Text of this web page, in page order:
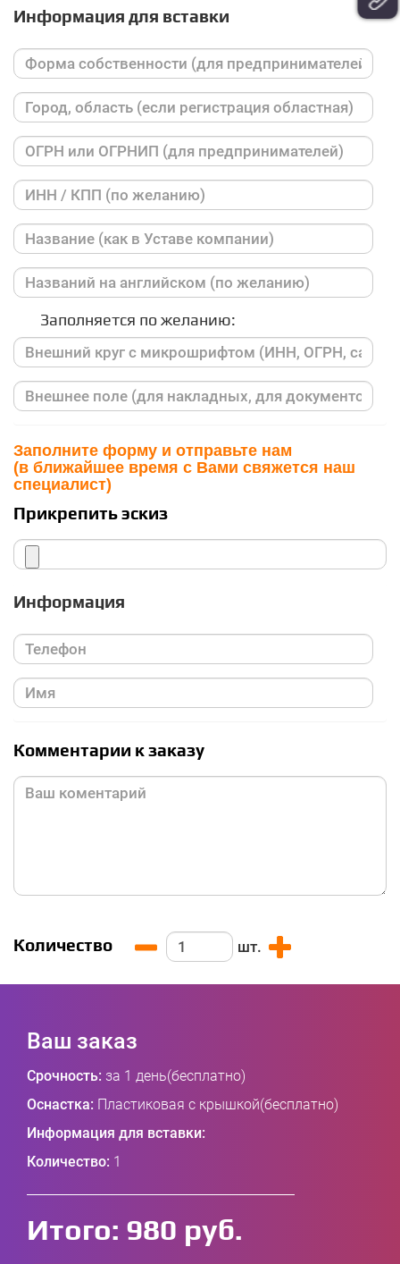
Информация для вставки
Заполняется по желанию:
Заполните форму и отправьте нам
(в ближайшее время с Вами свяжется наш
специалист)
Прикрепить эскиз
Информация
Комментарии к заказу
Количество шт.
Ваш заказ
Срочность: за 1 день(бесплатно)
Оснастка: Пластиковая с крышкой(бесплатно)
Информация для вставки:
Количество: 1
Итого: 980